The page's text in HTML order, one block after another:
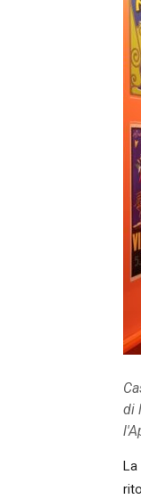
di
La